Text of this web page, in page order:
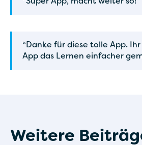
“Danke für diese tolle App.
App das Lernen einfacher
Weitere